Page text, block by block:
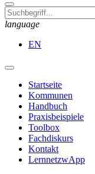
language
EN
Startseite
Kommunen
Handbuch
Praxisbeispiele
Toolbox
Fachdiskurs
Kontakt
LernnetzwApp